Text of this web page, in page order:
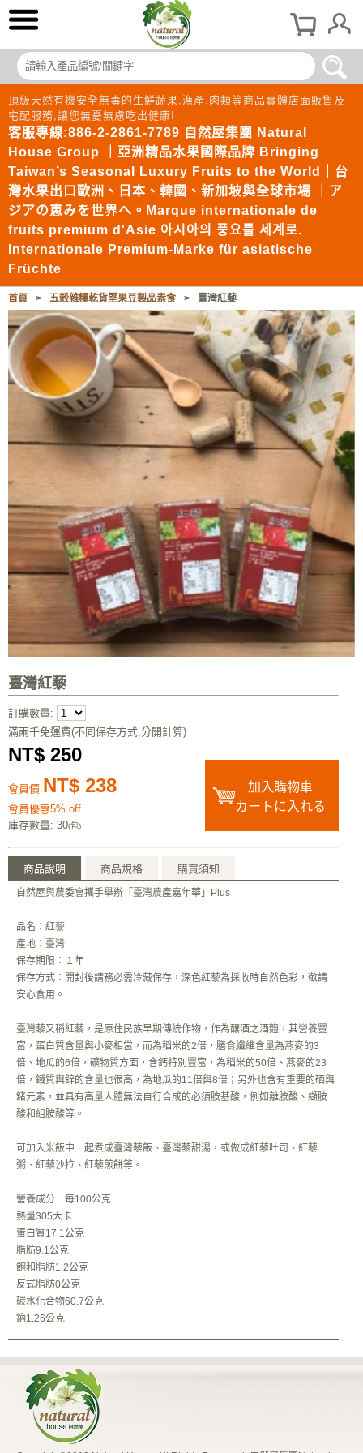
頂級天然有機安全無毒的生鮮蔬果,漁產,肉類等商品實體店面販售及
宅配服務,讓您無憂無慮吃出健康!
客服專線:886-2-2861-7789 自然屋集團 Natural
House Group ｜亞洲精品水果國際品牌 Bringing
Taiwan’s Seasonal Luxury Fruits to the World｜台
灣水果出口歐洲、日本、韓國、新加坡與全球市場 ｜ア
ジアの恵みを世界へ。Marque internationale de
fruits premium d'Asie 아시아의 풍요를 세계로.
Internationale Premium-Marke für asiatische
Früchte
首頁 > 五穀雜糧乾貨堅果豆製品素食 > 臺灣紅藜
臺灣紅藜
訂購數量:
滿兩千免運費(不同保存方式,分開計算)
NT$ 250
會員價:NT$ 238
會員優惠5% off
庫存數量: 30(包)
加入購物車
カートに入れる
商品說明 商品規格 購買須知
自然屋與農委會攜手舉辦「臺灣農產嘉年華」Plus
品名：紅藜
產地：臺灣
保存期限：１年
保存方式：開封後請務必需冷藏保存，深色紅藜為採收時自然色彩，敬請
安心食用。
臺灣藜又稱紅藜，是原住民族早期傳統作物，作為釀酒之酒麴，其營養豐
富，蛋白質含量與小麥相當，而為稻米的2倍，膳食纖維含量為燕麥的3
倍、地瓜的6倍，礦物質方面，含鈣特別豐富，為稻米的50倍、燕麥的23
倍，鐵質與鋅的含量也很高，為地瓜的11倍與8倍；另外也含有重要的硒與
鍺元素，並具有高量人體無法自行合成的必須胺基酸，例如離胺酸、纈胺
酸和組胺酸等。
可加入米飯中一起煮成臺灣藜飯、臺灣藜甜湯，或做成紅藜吐司、紅藜
粥、紅藜沙拉、紅藜煎餅等。
營養成分 每100公克
熱量305大卡
蛋白質17.1公克
脂肪9.1公克
飽和脂肪1.2公克
反式脂肪0公克
碳水化合物60.7公克
鈉1.26公克